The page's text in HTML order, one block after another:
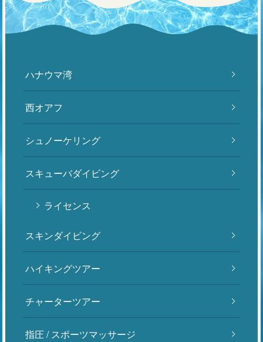
ハナウマ湾
西オアフ
シュノーケリング
スキューバダイビング
ライセンス
スキンダイビング
ハイキングツアー
チャーターツアー
指圧 / スポーツマッサージ